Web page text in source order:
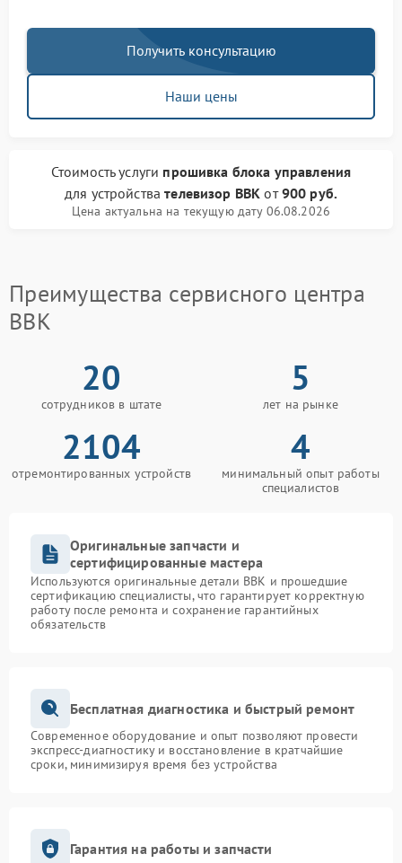
Получить консультацию
Наши цены
Стоимость услуги прошивка блока управления
для устройствателевизор BBK от900 руб.
Цена актуальна на текущую дату 06.08.2026
Преимущества сервисного центра
BBK
20
сотрудников в штате
5
лет на рынке
2104
отремонтированных устройств
4
минимальный опыт работы
специалистов
Оригинальные запчасти и
сертифицированные мастера
Используются оригинальные детали BBK и прошедшие
сертификацию специалисты, что гарантирует корректную
работу после ремонта и сохранение гарантийных
обязательств
Бесплатная диагностика и быстрый ремонт
Современное оборудование и опыт позволяют провести
экспресс-диагностику и восстановление в кратчайшие
сроки, минимизируя время без устройства
Гарантия на работы и запчасти